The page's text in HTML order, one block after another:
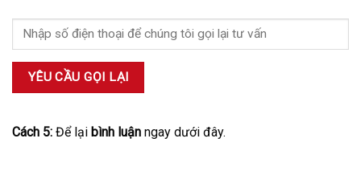
Cách 5: Để lại bình luận ngay dưới đây.